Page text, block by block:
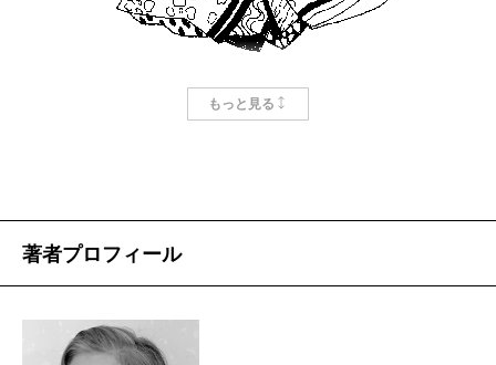
ギリシャのエロスと日本の古典
キリスト教が支配していた中世ヨーロッパは科
学的に遅れていた。ヨーロッパが世界を席巻した
のは、ルネッサンス以降である。そう、ギリシャ
哲学の復活、ネオプラトン主義によって、ヨーロ
ッパは世界をリードすることが出来た。ギリシャ
もっと見る
著者プロフィール